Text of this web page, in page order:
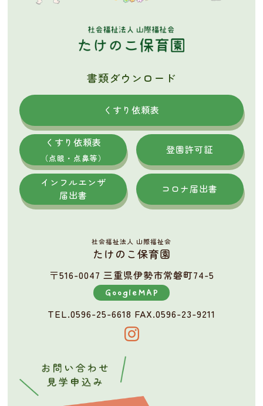
書類ダウンロード
くすり依頼表
くすり依頼表
（点眼・点鼻等）
登園許可証
インフルエンザ
届出書
コロナ届出書
社会福祉法人 山際福祉会
たけのこ保育園
〒516-0047 三重県伊勢市常磐町74-5
GoogleMAP
TEL.0596-25-6618 FAX.0596-23-9211